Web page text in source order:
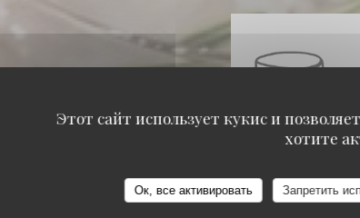
Этот сайт использует кукис и
хотите
Ок, все активировать Запретить